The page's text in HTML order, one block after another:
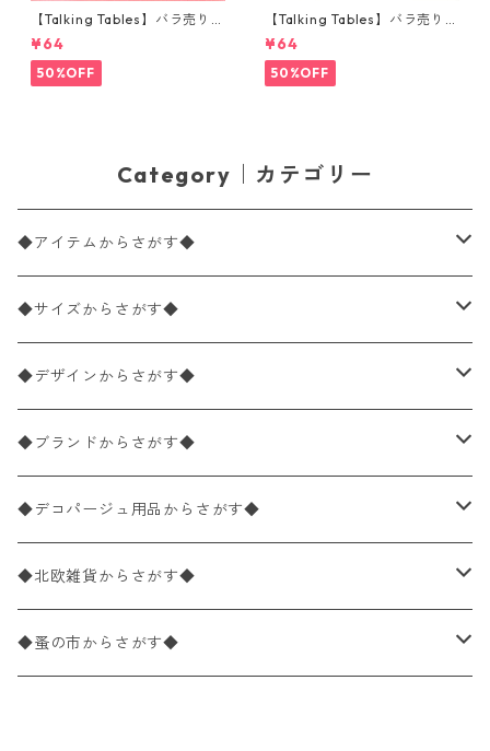
【Talking Tables】バラ売り1
枚 ランチサイズ ペーパーナプ
キン Tilly & Tigg Pink コーラ
ル
¥64
50%OFF
【Talking Tables】バラ売り1
枚 ランチサイズ ペーパーナプ
キン Moroccan Souk Tile Blu
e ホワイト モロッカンタイル
¥64
50%OFF
Category｜カテゴリー
◆アイテムからさがす◆
ペーパーナプキン2枚バラ売り
ペーパーナプキン1枚バラ売り
ペーパーナプキン20枚入りパック
ペーパーナプキン10枚入りパック
ライスペーパー
ペーパーリネンナプキン
◆サイズからさがす◆
33×33cm（ランチサイズ）
バラ売り
パック売り
25×25cm（カクテルサイズ）
バラ売り
パック売り
40×40cm（ディナーサイズ）
バラ売り
パック売り
21×21cm（ポケットサイズ）
バラ売り
33cm（ラウンド）
◆デザインからさがす◆
花柄
植物・グリーン柄
動物・鳥・昆虫・蝶柄
海・魚柄
◆ブランドからさがす◆
ドイツ製 IHR/イア
ランチサイズ
カクテルサイズ
ドイツ製 Ambiente/アンビエンテ
ランチサイズ
ドイツ製 Paperproducts Design
◆デコパージュ用品からさがす◆
デコパージュ液
デコパージュ下地
◆北欧雑貨からさがす◆
シリコンモールド
◆蚤の市からさがす◆